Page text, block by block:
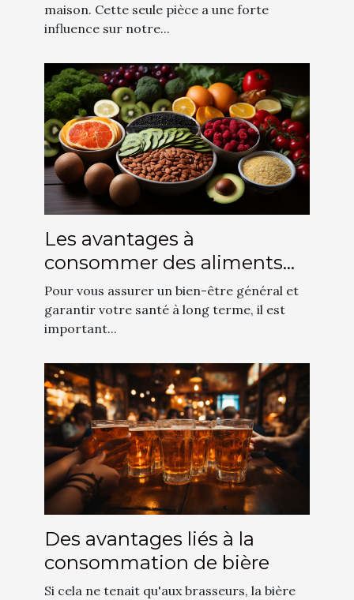
maison. Cette seule pièce a une forte
influence sur notre...
Les avantages à
consommer des aliments
riches en fibres
Pour vous assurer un bien-être général et
garantir votre santé à long terme, il est
important...
Des avantages liés à la
consommation de bière
Si cela ne tenait qu'aux brasseurs, la bière